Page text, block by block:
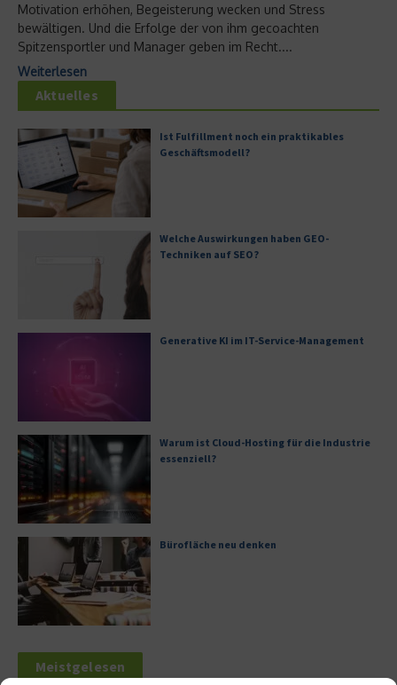
Motivation erhöhen, Begeisterung wecken und Stress
bewältigen. Und die Erfolge der von ihm gecoachten
Spitzensportler und Manager geben im Recht....
Weiterlesen
Aktuelles
Ist Fulfillment noch ein praktikables
Geschäftsmodell?
Welche Auswirkungen haben GEO-
Techniken auf SEO?
Generative KI im IT-Service-Management
Warum ist Cloud-Hosting für die Industrie
essenziell?
Bürofläche neu denken
Meistgelesen